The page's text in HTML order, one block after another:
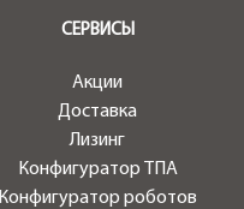
СЕРВИСЫ
Акции
Доставка
Лизинг
Конфигуратор ТПА
Конфигуратор роботов